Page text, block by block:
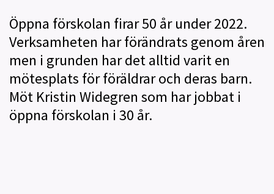
Öppna förskolan firar 50 år under 2022.
Verksamheten har förändrats genom åren
men i grunden har det alltid varit en
mötesplats för föräldrar och deras barn.
Möt Kristin Widegren som har jobbat i
öppna förskolan i 30 år.